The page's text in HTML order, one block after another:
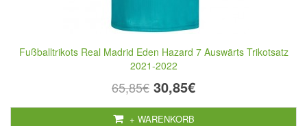
Fußballtrikots Real Madrid Eden Hazard 7 Auswärts Trikotsatz
2021-2022
65,85€ 30,85€
+ WARENKORB